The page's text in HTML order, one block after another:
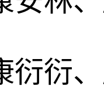
衍衍